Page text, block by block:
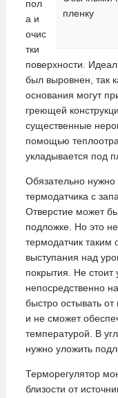
пленку
пол
а и
очис
тки
поверхности.
был выровнен, так
основания могут
греющей
существенные
помощью
укладывается под
Обязательно нужно
термодатчика с
Отверстие может
подложке. Но это не
термодатчик таким
выступания над
покрытия. Не стоит
непосредственно
быстро остывать от
и не сможет
температурой. В
нужно уложить
Терморегулятор
близости от